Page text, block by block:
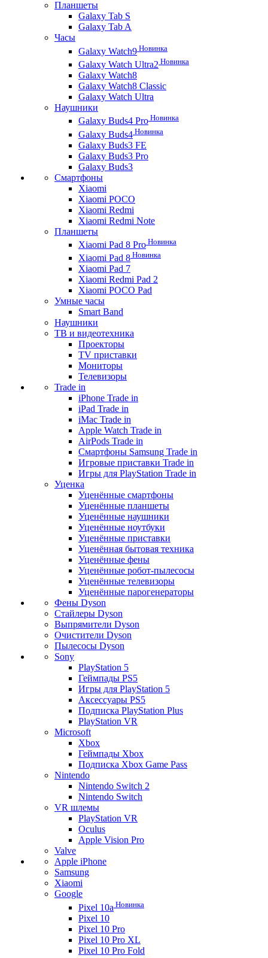
Планшеты
Galaxy Tab S
Galaxy Tab A
Часы
Galaxy Watch9 Новинка
Galaxy Watch Ultra2 Новинка
Galaxy Watch8
Galaxy Watch8 Classic
Galaxy Watch Ultra
Наушники
Galaxy Buds4 Pro Новинка
Galaxy Buds4 Новинка
Galaxy Buds3 FE
Galaxy Buds3 Pro
Galaxy Buds3
Смартфоны
Xiaomi
Xiaomi POCO
Xiaomi Redmi
Xiaomi Redmi Note
Планшеты
Xiaomi Pad 8 Pro Новинка
Xiaomi Pad 8 Новинка
Xiaomi Pad 7
Xiaomi Redmi Pad 2
Xiaomi POCO Pad
Умные часы
Smart Band
Наушники
ТВ и видеотехника
Проекторы
TV приставки
Мониторы
Телевизоры
Trade in
iPhone Trade in
iPad Trade in
iMac Trade in
Apple Watch Trade in
AirPods Trade in
Смартфоны Samsung Trade in
Игровые приставки Trade in
Игры для PlayStation Trade in
Уценка
Уценённые смартфоны
Уценённые планшеты
Уценённые наушники
Уценённые ноутбуки
Уценённые приставки
Уценённая бытовая техника
Уценённые фены
Уценённые робот-пылесосы
Уценённые телевизоры
Уценённые парогенераторы
Фены Dyson
Стайлеры Dyson
Выпрямители Dyson
Очистители Dyson
Пылесосы Dyson
Sony
PlayStation 5
Геймпады PS5
Игры для PlayStation 5
Аксессуары PS5
Подписка PlayStation Plus
PlayStation VR
Microsoft
Xbox
Геймпады Xbox
Подписка Xbox Game Pass
Nintendo
Nintendo Switch 2
Nintendo Switch
VR шлемы
PlayStation VR
Oculus
Apple Vision Pro
Valve
Apple iPhone
Samsung
Xiaomi
Google
Pixel 10a Новинка
Pixel 10
Pixel 10 Pro
Pixel 10 Pro XL
Pixel 10 Pro Fold